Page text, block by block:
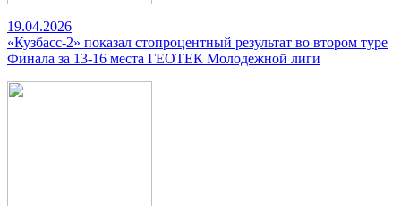
19.04.2026
«Кузбасс-2» показал стопроцентный результат во втором туре
Финала за 13-16 места ГЕОТЕК Молодежной лиги